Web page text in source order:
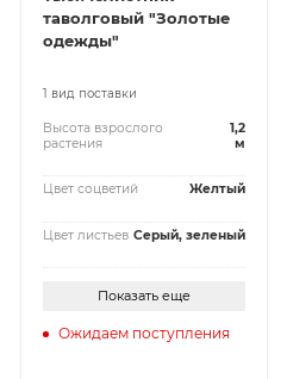
таволговый "Золотые
одежды"
1 вид поставки
Высота взрослого
растения
1,2
м
Цвет соцветий Желтый
Цвет листьев Серый, зеленый
Показать еще
Ожидаем поступления